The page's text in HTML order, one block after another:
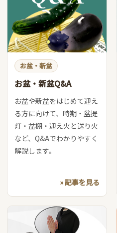
お盆・新盆
お盆・新盆Q&A
お盆や新盆をはじめて迎え
る方に向けて、時期・盆提
灯・盆棚・迎え火と送り火
など、Q&Aでわかりやすく
解説します。
» 記事を見る